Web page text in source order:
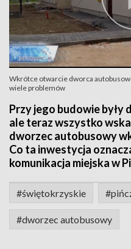
Wkrótce otwarcie dworca
wiele problemów
Przy jego budowie były
ale teraz wszystko
dworzec autobusowy
Co ta inwestycja
komunikacja miejska w
#świętokrzyskie
#dworzec autobusowy